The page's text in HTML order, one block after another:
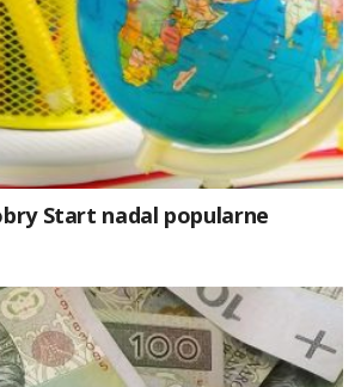
Start nadal popularne